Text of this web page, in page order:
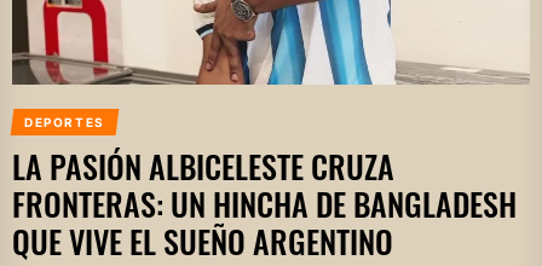
DEPORTES
LA PASIÓN ALBICELESTE CRUZA
FRONTERAS: UN HINCHA DE BANGLADESH
QUE VIVE EL SUEÑO ARGENTINO